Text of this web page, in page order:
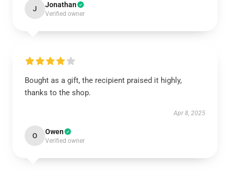
J Jonathan
Verified owner
Bought as a gift, the recipient praised it highly,
thanks to the shop.
Apr 8, 2025
O Owen
Verified owner